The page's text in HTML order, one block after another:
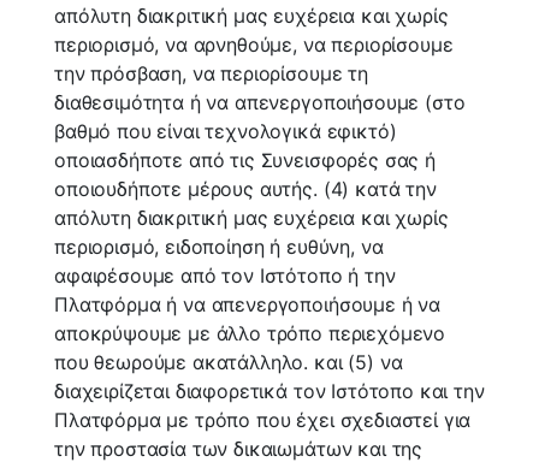
απόλυτη διακριτική μας ευχέρεια και χωρίς
περιορισμό, να αρνηθούμε, να περιορίσουμε
την πρόσβαση, να περιορίσουμε τη
διαθεσιμότητα ή να απενεργοποιήσουμε (στο
βαθμό που είναι τεχνολογικά εφικτό)
οποιασδήποτε από τις Συνεισφορές σας ή
οποιουδήποτε μέρους αυτής. (4) κατά την
απόλυτη διακριτική μας ευχέρεια και χωρίς
περιορισμό, ειδοποίηση ή ευθύνη, να
αφαιρέσουμε από τον Ιστότοπο ή την
Πλατφόρμα ή να απενεργοποιήσουμε ή να
αποκρύψουμε με άλλο τρόπο περιεχόμενο
που θεωρούμε ακατάλληλο. και (5) να
διαχειρίζεται διαφορετικά τον Ιστότοπο και την
Πλατφόρμα με τρόπο που έχει σχεδιαστεί για
την προστασία των δικαιωμάτων και της